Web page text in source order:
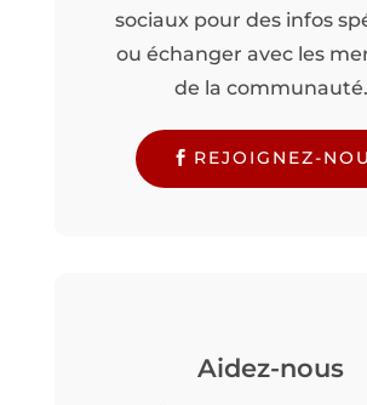
sociaux pour des infos
ou échanger avec les
de la communauté.
REJOIGNEZ-
Aidez-nous